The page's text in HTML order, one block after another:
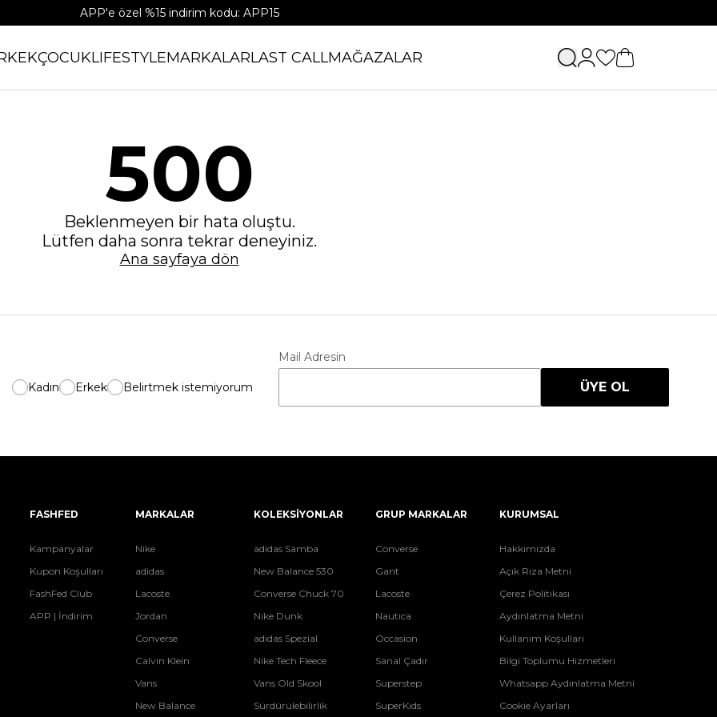
APP'e özel %15 indirim kodu: APP15
ÇOCUKLIFESTYLEMARKALARLAST CALLMAĞAZALAR
500
Beklenmeyen bir hata oluştu.
Lütfen daha sonra tekrar deneyiniz.
Ana sayfaya dön
Kadın Erkek Belirtmek istemiyorum
Mail Adresin
ÜYE OL
FASHFED
Kampanyalar
Kupon Koşulları
FashFed Club
APP | İndirim
MARKALAR
Nike
adidas
Lacoste
Jordan
Converse
Calvin Klein
Vans
New Balance
KOLEKSİYONLAR
adidas Samba
New Balance 530
Converse Chuck 70
Nike Dunk
adidas Spezial
Nike Tech Fleece
Vans Old Skool
Sürdürülebilirlik
GRUP MARKALAR
Converse
Gant
Lacoste
Nautica
Occasion
Sanal Çadır
Superstep
SuperKids
KURUMSAL
Hakkımızda
Açık Rıza Metni
Çerez Politikası
Aydınlatma Metni
Kullanım Koşulları
Bilgi Toplumu Hizmetleri
Whatsapp Aydınlatma Metni
Cookie Ayarları